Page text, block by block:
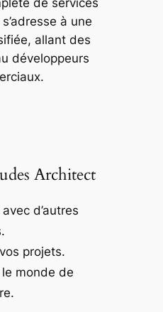
de services
à une
allant des
développeurs
Architect
d’autres
projets.
monde de